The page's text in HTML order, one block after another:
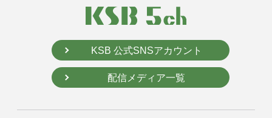
KSB 公式SNSアカウント
配信メディア一覧